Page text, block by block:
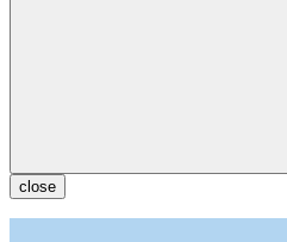
close